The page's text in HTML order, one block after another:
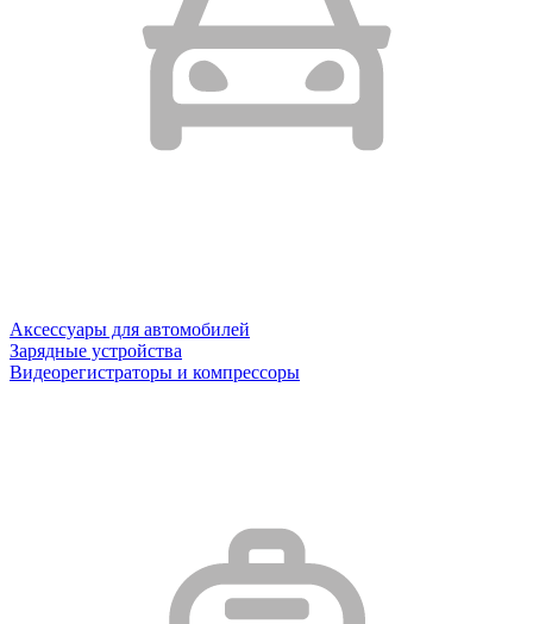
Аксессуары для автомобилей
Зарядные устройства
Видеорегистраторы и компрессоры